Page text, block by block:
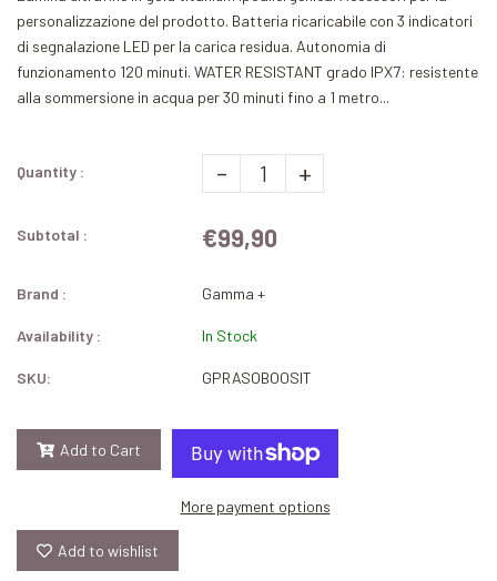
personalizzazione del prodotto. Batteria ricaricabile con 3 indicatori
di segnalazione LED per la carica residua. Autonomia di
funzionamento 120 minuti. WATER RESISTANT grado IPX7: resistente
alla sommersione in acqua per 30 minuti fino a 1 metro...
Quantity : - +
Subtotal : €99,90
Brand : Gamma +
Availability : In Stock
SKU: GPRASOBOOSIT
Add to Cart
More payment options
Add to wishlist